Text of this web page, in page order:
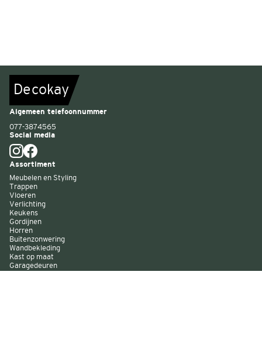
Decokay
Algemeen telefoonnummer
077-3874565
Social media
Assortiment
Meubelen en Styling
Trappen
Vloeren
Verlichting
Keukens
Gordijnen
Horren
Buitenzonwering
Wandbekleding
Kast op maat
Garagedeuren
Binnenverf